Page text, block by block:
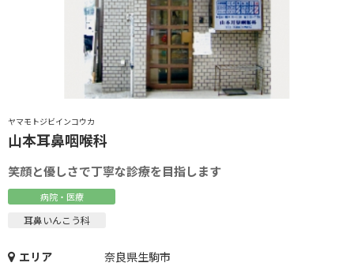
ヤマモトジビインコウカ
山本耳鼻咽喉科
笑顔と優しさで丁寧な診療を目指します
病院・医療
耳鼻いんこう科
エリア
奈良県生駒市